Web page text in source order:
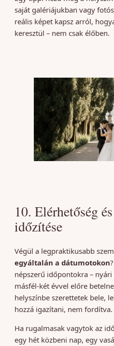
saját galériájukban vagy
reális képet kapsz arról,
keresztül – nem csak élőben.
10. Elérhetőség
időzítése
Végül a legpraktikusabb
egyáltalán a dátumotokon
népszerű időpontokra –
másfél-két évvel előre
helyszínbe szerettetek bele,
hozzá igazítani, nem fordítva.
Ha rugalmasak vagytok az
egy hét közbeni nap, egy